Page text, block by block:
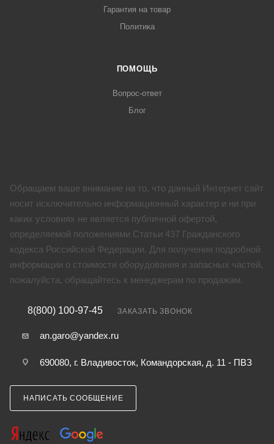
Гарантия на товар
Политика
ПОМОЩЬ
Вопрос-ответ
Блог
Обращаем ваше внимание на то, что данный Интернет сайт
носит исключительно информационный характер и ни при
каких условиях не является публичной офертой,
определяемой положениями Статьи 437 Гражданского
кодекса Российской Федерации. Для получения подробной
информации о стоимости оборудования и запасных частей,
пожалуйста, обращайтесь к менеджерам по продажам.
8(800) 100-97-45 ЗАКАЗАТЬ ЗВОНОК
an.garo@yandex.ru
690080, г. Владивосток, Командорская, д. 11 - ПВЗ
НАПИСАТЬ СООБЩЕНИЕ